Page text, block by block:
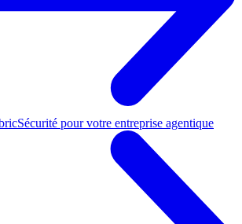
Sécurité pour votre entreprise agentique